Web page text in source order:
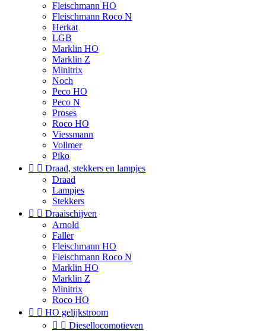
Fleischmann HO
Fleischmann Roco N
Herkat
LGB
Marklin HO
Marklin Z
Minitrix
Noch
Peco HO
Peco N
Proses
Roco HO
Viessmann
Vollmer
Piko
  Draad, stekkers en lampjes
Draad
Lampjes
Stekkers
  Draaischijven
Arnold
Faller
Fleischmann HO
Fleischmann Roco N
Marklin HO
Marklin Z
Minitrix
Roco HO
  HO gelijkstroom
  Diesellocomotieven